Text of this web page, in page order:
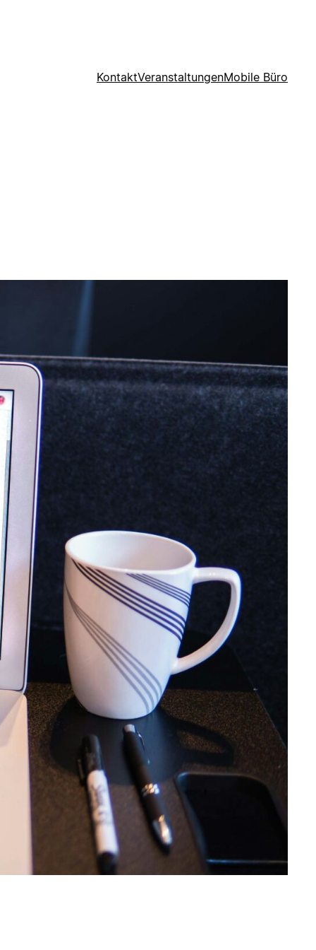
KontaktVeranstaltungenMobile Büro